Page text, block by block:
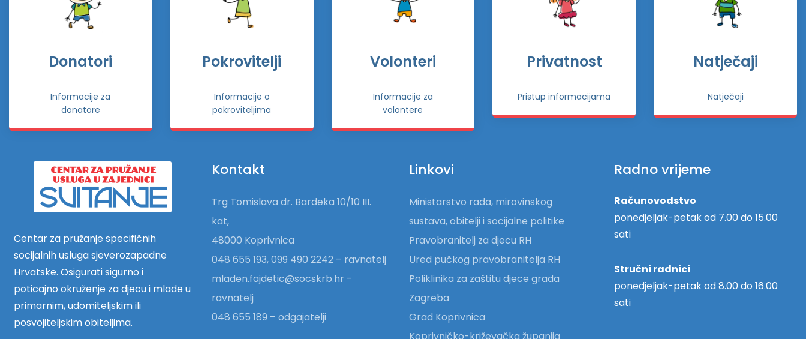
Donatori
Informacije za
donatore
Pokrovitelji
Informacije o
pokroviteljima
Volonteri
Informacije za
volontere
Privatnost
Pristup informacijama
Natječaji
Natječaji
Centar za pružanje specifičnih
socijalnih usluga sjeverozapadne
Hrvatske. Osigurati sigurno i
poticajno okruženje za djecu i mlade u
primarnim, udomiteljskim ili
posvojiteljskim obiteljima.
Kontakt
Trg Tomislava dr. Bardeka 10/10 III.
kat,
48000 Koprivnica
048 655 193, 099 490 2242 – ravnatelj
mladen.fajdetic@socskrb.hr -
ravnatelj
048 655 189 – odgajatelji
Linkovi
Ministarstvo rada, mirovinskog
sustava, obitelji i socijalne politike
Pravobranitelj za djecu RH
Ured pučkog pravobranitelja RH
Poliklinika za zaštitu djece grada
Zagreba
Grad Koprivnica
Koprivničko-križevačka županija
Radno vrijeme
Računovodstvo
ponedjeljak-petak od 7.00 do 15.00
sati
Stručni radnici
ponedjeljak-petak od 8.00 do 16.00
sati